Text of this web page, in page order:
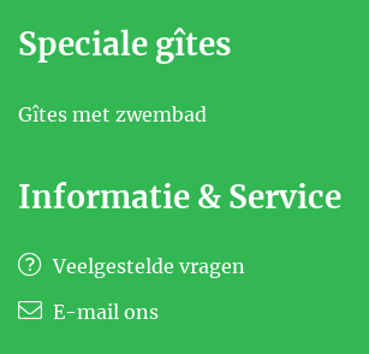
Speciale gîtes
Gîtes met zwembad
Informatie & Service
Veelgestelde vragen
E-mail ons